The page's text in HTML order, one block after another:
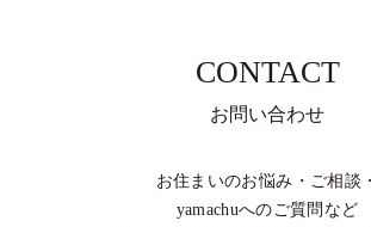
CONTACT
お問い合わせ
お住まいのお悩み・ご相談・
yamachuへのご質問など